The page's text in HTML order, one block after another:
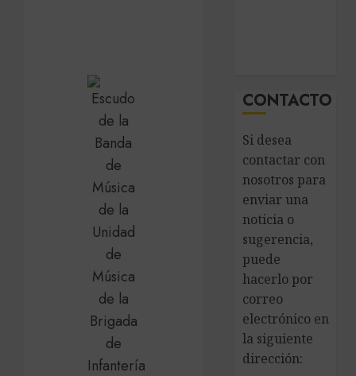
CONTACTO
Si desea
contactar con
nosotros para
enviar una
noticia o
sugerencia,
puede
hacerlo por
correo
electrónico en
la siguiente
dirección: